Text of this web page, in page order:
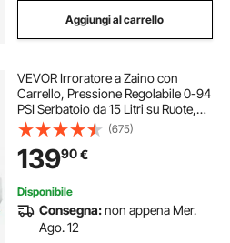
Aggiungi al carrello
VEVOR Irroratore a Zaino con
Carrello, Pressione Regolabile 0-94
PSI Serbatoio da 15 Litri su Ruote,
con 6 Ugelli, 2 Lance, Coperchio a
Bocca Larga per Giardino, Diserbo,
Irrorazione, Pulizia
(675)
13990€
Disponibile
Consegna:non appena Mer.
Ago. 12